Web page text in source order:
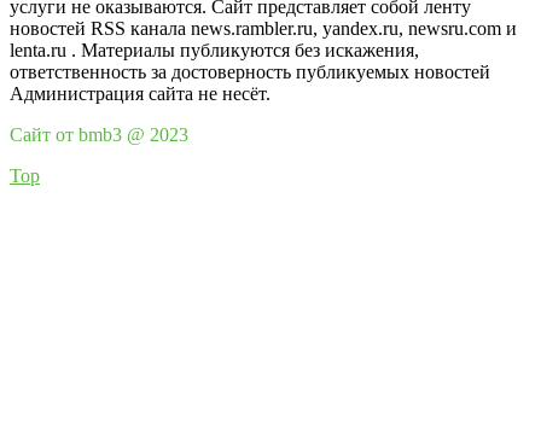
услуги не оказываются. Сайт представляет собой ленту
новостей RSS канала news.rambler.ru, yandex.ru, newsru.com и
lenta.ru . Материалы публикуются без искажения,
ответственность за достоверность публикуемых новостей
Администрация сайта не несёт.
Сайт от bmb3 @ 2023
Top